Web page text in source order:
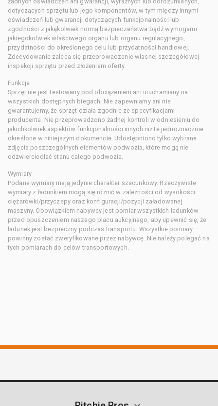
dotyczących sprzętu lub jego komponentów, w tym między innymi
oświadczeń lub gwarancji dotyczących funkcjonalności lub
zgodności z jakąkolwiek normą bezpieczeństwa bądź wymogami
jakiegokolwiek właściwego organu lub organu regulacyjnego,
przydatności do określonego celu lub przydatności handlowej.
Zdecydowanie zaleca się przeprowadzenie własnej szczegółowej
inspekcji sprzętu przed złożeniem oferty.
Funkcje
Sprzęt nie jest testowany pod obciążeniem ani uruchamiany na
wszystkich dostępnych biegach. Nie zapewniamy ani nie
gwarantujemy, że sprzęt działa zgodnie ze specyfikacjami
producenta. Nie przeprowadzono żadnej kontroli w odniesieniu do
jakichkolwiek aspektów funkcjonalności innych niż te jednoznacznie
określone w niniejszym dokumencie. Udostępniono tylko wybrane
zdjęcia poszczególnych elementów podwozia, które mogą nie
odzwierciedlać stanu całego podwozia.
Wymiary
Podane wymiary mają jedynie charakter szacunkowy. Rzeczywiste
wymiary z ładunkiem mogą się różnić w zależności od wysokości
ciężarówki/przyczepy oraz konfiguracji/pozycji załadowanej
maszyny. Obowiązkiem nabywcy jest pomiar wszystkich ładunków
przed opuszczeniem naszego placu aukcyjnego, aby upewnić się, że
ładunek jest bezpieczny podczas transportu. Wszystkie pomiary
powinny zostać zweryfikowane przez nabywcę. Nie należy polegać na
tych pomiarach do celów transportowych.